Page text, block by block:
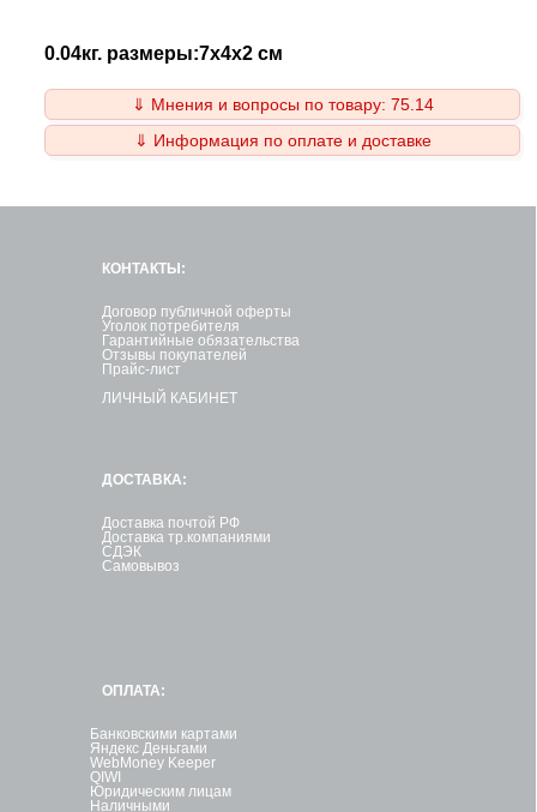
0.04кг. размеры:7x4x2 см
⇓ Мнения и вопросы по товару: 75.14
⇓ Информация по оплате и доставке
КОНТАКТЫ:
Договор публичной оферты
Уголок потребителя
Гарантийные обязательства
Отзывы покупателей
Прайс-лист
ЛИЧНЫЙ КАБИНЕТ
ДОСТАВКА:
Доставка почтой РФ
Доставка тр.компаниями
СДЭК
Самовывоз
ОПЛАТА:
Банковскими картами
Яндекс Деньгами
WebMoney Keeper
QIWI
Юридическим лицам
Наличными